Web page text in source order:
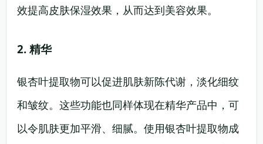
效提高皮肤保湿效果，从而达到美容效果。
2. 精华
银杏叶提取物可以促进肌肤新陈代谢，淡化细纹
和皱纹。这些功能也同样体现在精华产品中，可
以令肌肤更加平滑、细腻。使用银杏叶提取物成